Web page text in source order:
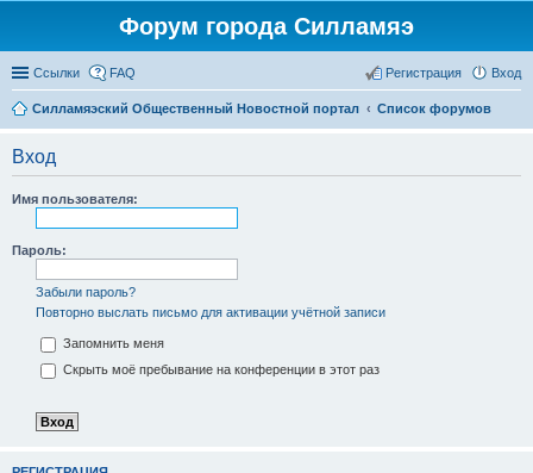
Форум города Силламяэ
Ссылки FAQ Вход
Регистрация
Силламяэский Общественный Новостной портал Список форумов
Вход
Имя пользователя:
Пароль:
Забыли пароль?
Повторно выслать письмо для активации учётной записи
Запомнить меня
Скрыть моё пребывание на конференции в этот раз